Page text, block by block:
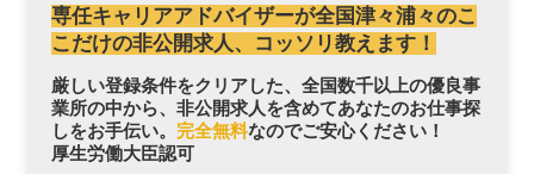
専任キャリアアドバイザーが全国津々浦々のこ
こだけの非公開求人、コッソリ教えます！
厳しい登録条件をクリアした、全国数千以上の優良事
業所の中から、非公開求人を含めてあなたのお仕事探
しをお手伝い。 完全無料なのでご安心ください！
厚生労働大臣認可